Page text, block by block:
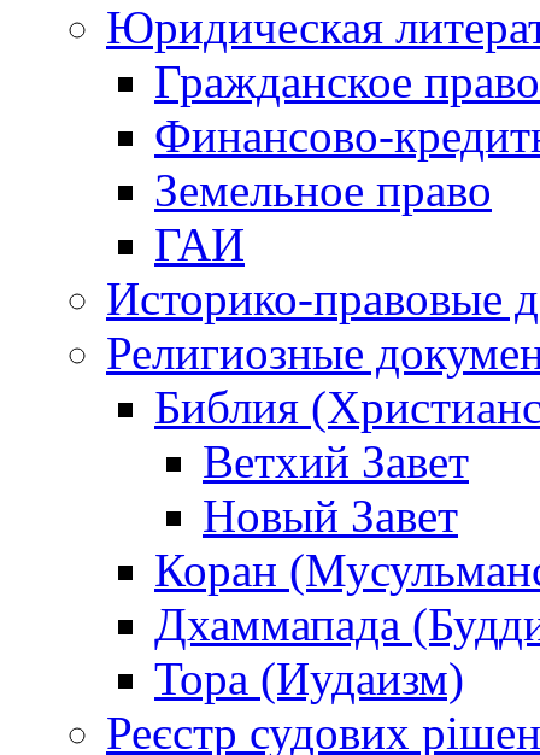
Юридическая
Гражданское право
Финансово-
Земельное право
ГАИ
Историко-правовые
Религиозные
Библия
Ветхий Завет
Новый Завет
Коран
Дхаммапада
Тора (Иудаизм)
Реєстр судових